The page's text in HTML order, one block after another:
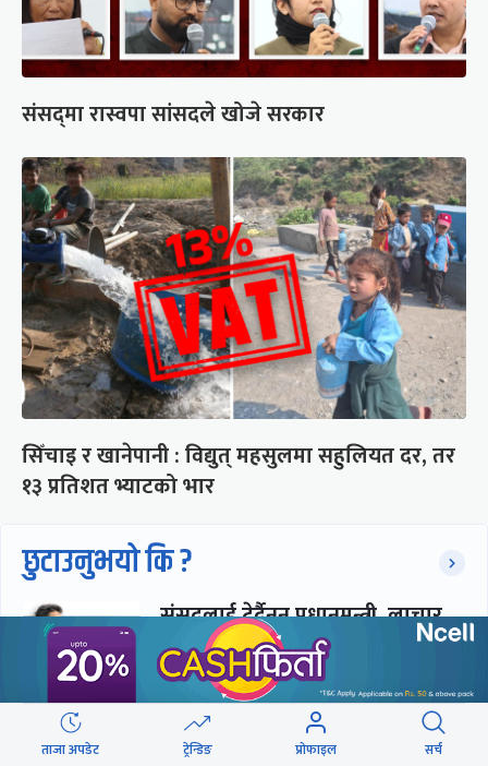
संसद्‍मा रास्वपा सांसदले खोजे सरकार
सिँचाइ र खानेपानी : विद्युत् महसुलमा सहुलियत दर, तर
१३ प्रतिशत भ्याटको भार
छुटाउनुभयो कि ?
संसद्लाई टेर्दैनन् प्रधानमन्त्री, लाचार
छन् सभामुख
‘अस्थायी प्रकृतिको अध्यादेशले ऐनको
ताजा अपडेट ट्रेन्डिङ प्रोफाइल सर्च